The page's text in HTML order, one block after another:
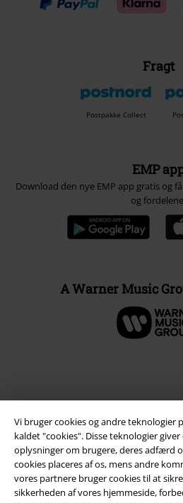
Vi bruger cookies og andre teknologier
kaldet "cookies". Disse teknologier
oplysninger om brugere, deres adfærd
cookies placeres af os, mens andre
vores partnere bruger cookies til at
sikkerheden af ​​vores hjemmeside,
Fragt
Postpakke Collect
EMP
Download den nye EMP app gratis og
og
A Warner Music
Juridisk